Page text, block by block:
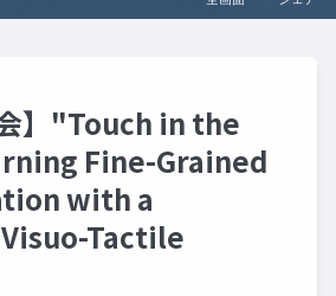
会】"Touch in the
Fine-Grained
with a
Tactile